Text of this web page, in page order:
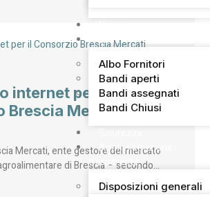
Bandi
Albo Fornitori
Bandi aperti
Bandi assegnati
Bandi Chiusi
Amministrazione
trasparente
Disposizioni generali
internet per il
Brescia Mercati
Mercati, ente gestore del mercato
di Brescia – secondo…